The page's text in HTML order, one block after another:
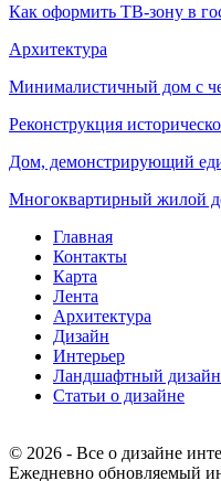
Как оформить ТВ-зону в
Архитектура
Минималистичный дом с
Реконструкция
Дом, демонстрирующий
Многоквартирный жилой
Главная
Контакты
Карта
Лента
Архитектура
Дизайн
Интерьер
Ландшафтный дизайн
Статьи о дизайне
© 2026 - Все о дизайне
Ежедневно обновляемый